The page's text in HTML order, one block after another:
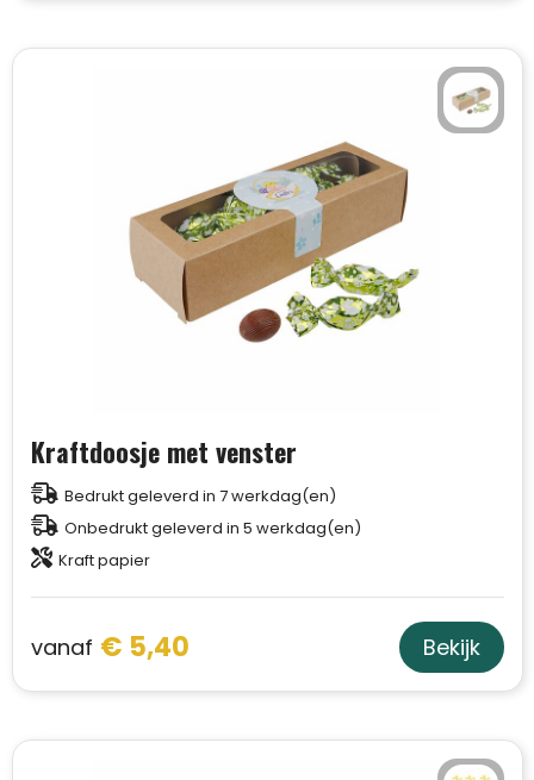
Kraftdoosje met venster
Bedrukt geleverd in 7 werkdag(en)
Onbedrukt geleverd in 5 werkdag(en)
Kraft papier
vanaf € 5,40 Bekijk